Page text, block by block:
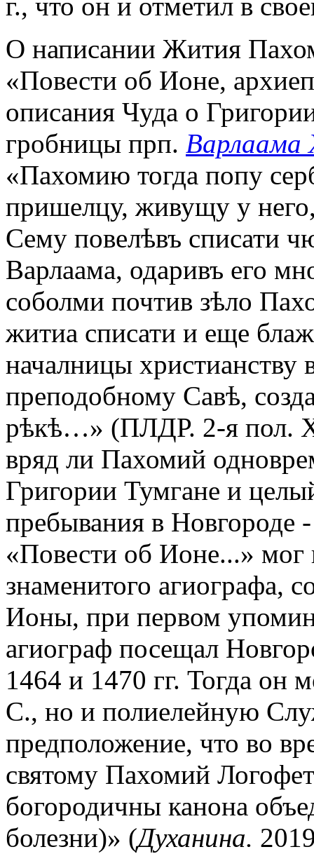
г., что он и отметил в
О написании Жития
«Повести об Ионе,
описания Чуда о
гробницы прп. Варлаама
«Пахомию тогда попу
пришелцу, живущу у
Сему повелѣвъ списати
Варлаама, одаривъ его
соболми почтив зѣло
житиа списати и еще
началницы христианству
преподобному Савѣ,
рѣкѣ…» (ПЛДР. 2-я пол.
вряд ли Пахомий
Григории Тумгане и
пребывания в Новгороде
«Повести об Ионе...» мог
знаменитого агиографа,
Ионы, при первом
агиограф посещал
1464 и 1470 гг. Тогда он
С., но и полиелейную
предположение, что во
святому Пахомий
богородичны канона
болезни)» (Духанина.